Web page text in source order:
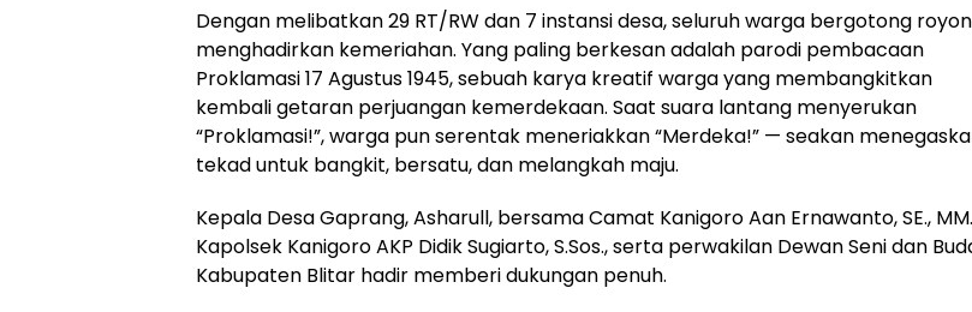
Dengan melibatkan 29 RT/RW dan 7 instansi desa, seluruh warga bergotong
menghadirkan kemeriahan. Yang paling berkesan adalah parodi pembacaan
Proklamasi 17 Agustus 1945, sebuah karya kreatif warga yang membangkitkan
kembali getaran perjuangan kemerdekaan. Saat suara lantang menyerukan
“Proklamasi!”, warga pun serentak meneriakkan “Merdeka!” — seakan
tekad untuk bangkit, bersatu, dan melangkah maju.
Kepala Desa Gaprang, Asharull, bersama Camat Kanigoro Aan Ernawanto, SE.,
Kapolsek Kanigoro AKP Didik Sugiarto, S.Sos., serta perwakilan Dewan Seni dan
Kabupaten Blitar hadir memberi dukungan penuh.